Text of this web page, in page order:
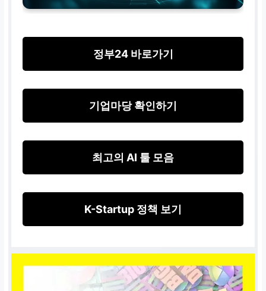
정부24 바로가기
기업마당 확인하기
최고의 AI 툴 모음
K-Startup 정책 보기